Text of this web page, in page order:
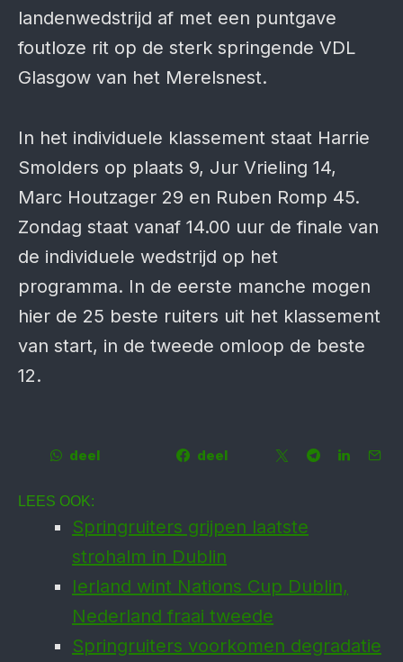
landenwedstrijd af met een puntgave
foutloze rit op de sterk springende VDL
Glasgow van het Merelsnest.
In het individuele klassement staat Harrie
Smolders op plaats 9, Jur Vrieling 14,
Marc Houtzager 29 en Ruben Romp 45.
Zondag staat vanaf 14.00 uur de finale van
de individuele wedstrijd op het
programma. In de eerste manche mogen
hier de 25 beste ruiters uit het klassement
van start, in de tweede omloop de beste
12.
deel deel
LEES OOK:
Springruiters grijpen laatste
strohalm in Dublin
Ierland wint Nations Cup Dublin,
Nederland fraai tweede
Springruiters voorkomen degradatie